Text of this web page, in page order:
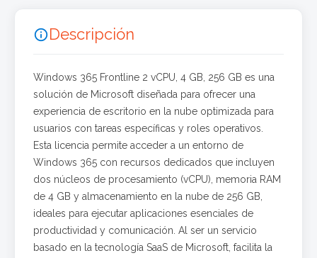
Descripción
Windows 365 Frontline 2 vCPU, 4 GB, 256 GB es una
solución de Microsoft diseñada para ofrecer una
experiencia de escritorio en la nube optimizada para
usuarios con tareas específicas y roles operativos.
Esta licencia permite acceder a un entorno de
Windows 365 con recursos dedicados que incluyen
dos núcleos de procesamiento (vCPU), memoria RAM
de 4 GB y almacenamiento en la nube de 256 GB,
ideales para ejecutar aplicaciones esenciales de
productividad y comunicación. Al ser un servicio
basado en la tecnología SaaS de Microsoft, facilita la